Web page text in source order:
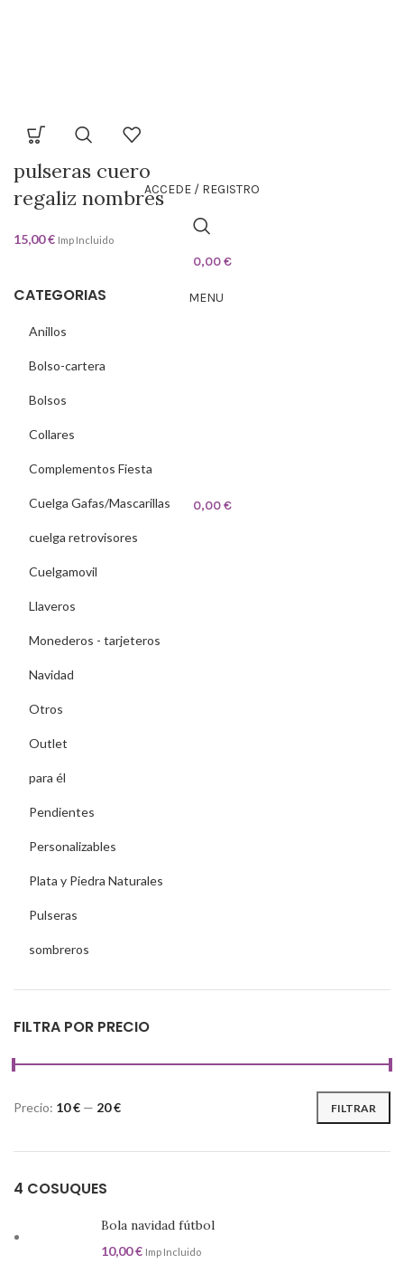
ACCEDE / REGISTRO
0,00€
MENU
0,00€
CATEGORIAS
Anillos
Bolso-cartera
Bolsos
Collares
Complementos Fiesta
Cuelga Gafas/Mascarillas
cuelga retrovisores
Cuelgamovil
Llaveros
Monederos - tarjeteros
Navidad
Otros
Outlet
para él
Pendientes
Personalizables
Plata y Piedra Naturales
Pulseras
sombreros
FILTRA POR PRECIO
FILTRAR
Precio: 10 € — 20 €
4 COSUQUES
Bola navidad fútbol
10,00€ Imp Incluido
pulseras cuero
regaliz nombres
15,00€ Imp Incluido